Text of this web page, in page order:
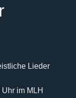
Lieder
im MLH